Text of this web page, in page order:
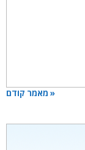
« מאמר קודם